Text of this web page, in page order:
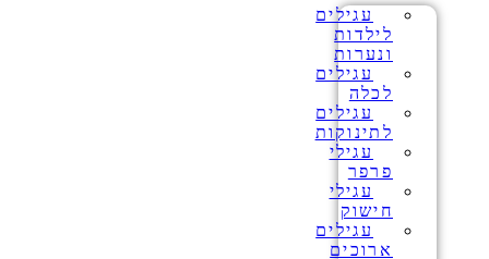
עגילים
לילדות
ונערות
עגילים
לכלה
עגילים
לתינוקות
עגילי
פרפר
עגילי
חישוק
עגילים
ארוכים